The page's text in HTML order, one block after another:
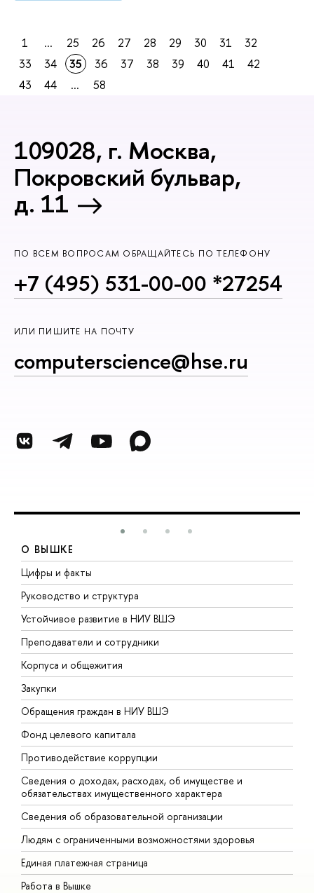
1 ... 25 26 27 28 29 30 31
32
33
34 35 36 37 38 39 40 41
42
43
44 ... 58
109028, г. Москва,
Покровский бульвар,
д. 11
ПО ВСЕМ ВОПРОСАМ ОБРАЩАЙТЕСЬ ПО ТЕЛЕФОНУ
+7 (495) 531-00-00 *27254
ИЛИ ПИШИТЕ НА ПОЧТУ
computerscience@hse.ru
О ВЫШКЕ
Цифры и факты
Руководство и структура
Устойчивое развитие в НИУ ВШЭ
Преподаватели и сотрудники
Корпуса и общежития
Закупки
Обращения граждан в НИУ ВШЭ
Фонд целевого капитала
Противодействие коррупции
Сведения о доходах, расходах, об имуществе и
обязательствах имущественного характера
Сведения об образовательной организации
Людям с ограниченными возможностями здоровья
Единая платежная страница
Работа в Вышке